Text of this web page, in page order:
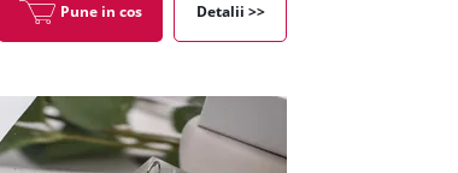
Pune in cos Detalii >>